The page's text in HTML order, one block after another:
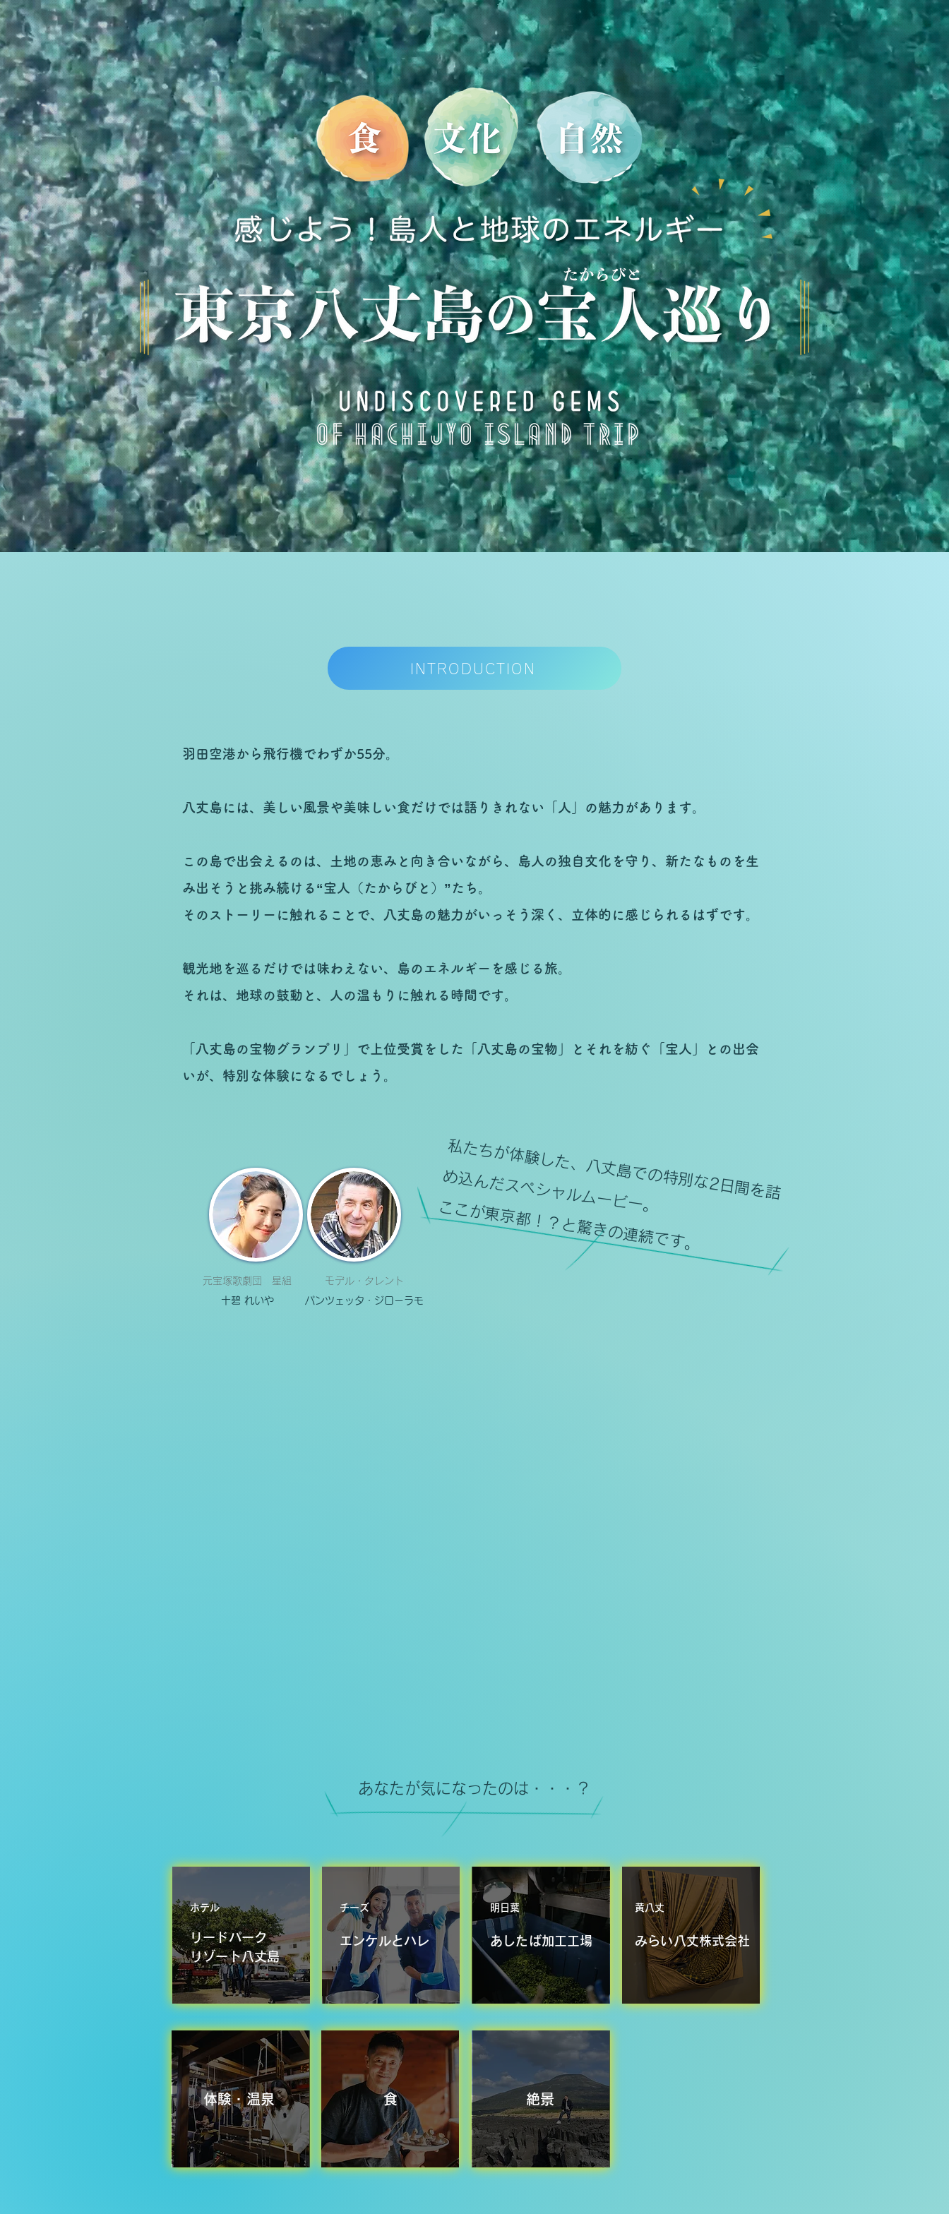
INTRODUCTION
羽田空港から飛行機でわずか55分。
八丈島には、美しい風景や美味しい食だけでは語りきれない「人」の魅力があります。
この島で出会えるのは、土地の恵みと向き合いながら、島人の独自文化を守り、新たなものを生
み出そうと挑み続ける“宝人（たからびと）”たち。
そのストーリーに触れることで、八丈島の魅力がいっそう深く、立体的に感じられるはずです。
観光地を巡るだけでは味わえない、島のエネルギーを感じる旅。
それは、地球の鼓動と、人の温もりに触れる時間です。
「八丈島の宝物グランプリ」で上位受賞をした「八丈島の宝物」とそれを紡ぐ「宝人」との出会
いが、特別な体験になるでしょう。
モデル・タレント
パンツェッタ・ジローラモ
元宝塚歌劇団 星組
​十碧 れいや
私たちが体験した、
​八
丈
島
で
の
特 別
な
2
日
間
を
詰
め 込
ん
だスペシャルムービー。
​ここが東京都！？と驚きの連続です。
あなたが気になったのは・・・？
ホテル
リードパーク
リゾート八丈島
エンケルとハレ
チーズ
あしたば加工工場
明日葉
みらい八丈株式会社
​黄八丈
体験・温泉 ​食 絶景